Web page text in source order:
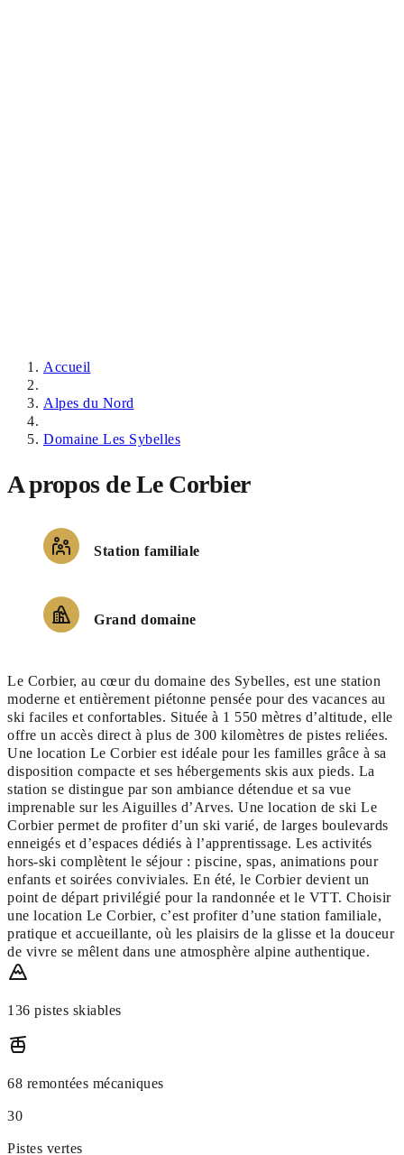
Accueil
Alpes du Nord
Domaine Les Sybelles
A propos de Le Corbier
Station familiale
Grand domaine
Le Corbier, au cœur du domaine des Sybelles, est une station
moderne et entièrement piétonne pensée pour des vacances au
ski faciles et confortables. Située à 1 550 mètres d’altitude, elle
offre un accès direct à plus de 300 kilomètres de pistes reliées.
Une location Le Corbier est idéale pour les familles grâce à sa
disposition compacte et ses hébergements skis aux pieds. La
station se distingue par son ambiance détendue et sa vue
imprenable sur les Aiguilles d’Arves. Une location de ski Le
Corbier permet de profiter d’un ski varié, de larges boulevards
enneigés et d’espaces dédiés à l’apprentissage. Les activités
hors-ski complètent le séjour : piscine, spas, animations pour
enfants et soirées conviviales. En été, le Corbier devient un
point de départ privilégié pour la randonnée et le VTT. Choisir
une location Le Corbier, c’est profiter d’une station familiale,
pratique et accueillante, où les plaisirs de la glisse et la douceur
de vivre se mêlent dans une atmosphère alpine authentique.
136 pistes skiables
68 remontées mécaniques
30
Pistes vertes